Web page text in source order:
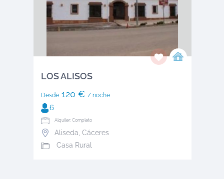
LOS ALISOS
Desde120 € / noche
6
Alquiler: Completo
Aliseda Cáceres
Casa Rural